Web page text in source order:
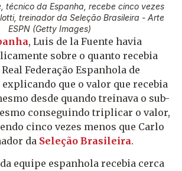
técnico da Espanha, recebe cinco vezes
treinador da Seleção Brasileira - Arte
ESPN (Getty Images)
, Luis de la Fuente havia
sobre o quanto recebia
Federação Espanhola de
explicando que o valor que recebia
desde quando treinava o sub-
conseguindo triplicar o valor,
cinco vezes menos que Carlo
da Seleção Brasileira.
equipe espanhola recebia cerca